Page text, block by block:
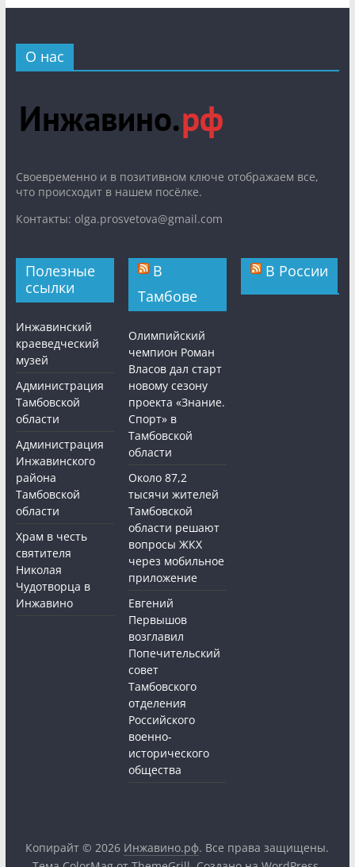
О нас
Cвоевременно и в позитивном ключе отображаем все,
что происходит в нашем посёлке.
Контакты: olga.prosvetova@gmail.com
Полезные
ссылки
Инжавинский
краеведческий
музей
Администрация
Тамбовской
области
Администрация
Инжавинского
района
Тамбовской
области
Храм в честь
святителя
Николая
Чудотворца в
Инжавино
В
Тамбове
Олимпийский
чемпион Роман
Власов дал старт
новому сезону
проекта «Знание.
Спорт» в
Тамбовской
области
Около 87,2
тысячи жителей
Тамбовской
области решают
вопросы ЖКХ
через мобильное
приложение
Евгений
Первышов
возглавил
Попечительский
совет
Тамбовского
отделения
Российского
военно-
исторического
общества
В России
Копирайт © 2026 Инжавино.рф. Все права защищены.